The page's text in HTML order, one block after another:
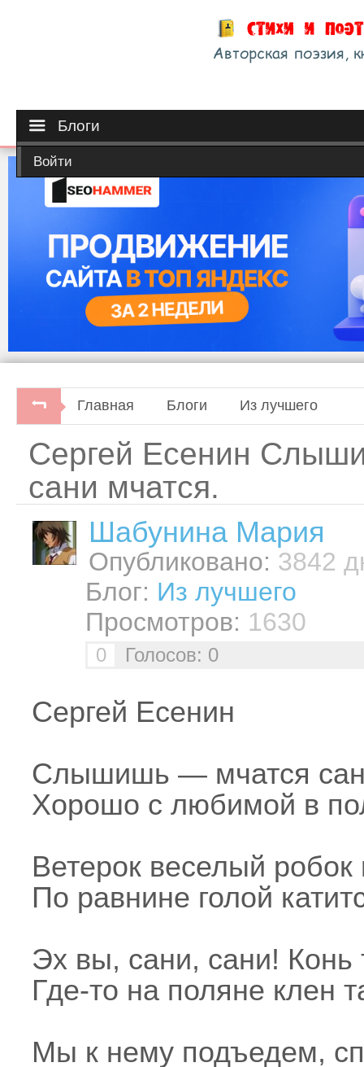
Блоги
Войти
Главная Блоги Из лучшего
Сергей Есенин
сани мчатся.
Шабунинa Мария
Опубликовано: 3842
Блог: Из лучшего
Просмотров: 1630
0 Голосов: 0
Сергей Есенин
Слышишь — мчатся
Хорошо с любимой в
Ветерок веселый робок
По равнине голой
Эх вы, сани, сани!
Где-то на поляне клен
Мы к нему подъедем,